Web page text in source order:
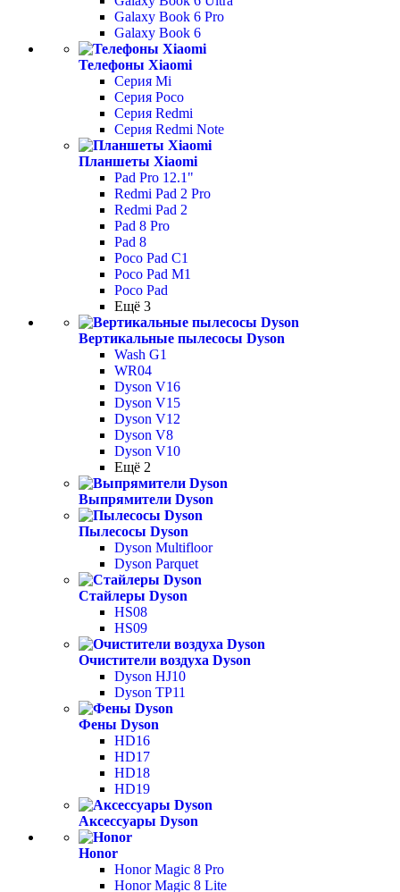
Galaxy Book 6 Pro
Galaxy Book 6
Телефоны Xiaomi
Серия Mi
Серия Poco
Серия Redmi
Серия Redmi Note
Планшеты Xiaomi
Pad Pro 12.1"
Redmi Pad 2 Pro
Redmi Pad 2
Pad 8 Pro
Pad 8
Poco Pad С1
Poco Pad M1
Poco Pad
Ещё 3
Вертикальные пылесосы Dyson
Wash G1
WR04
Dyson V16
Dyson V15
Dyson V12
Dyson V8
Dyson V10
Ещё 2
Выпрямители Dyson
Пылесосы Dyson
Dyson Multifloor
Dyson Parquet
Стайлеры Dyson
HS08
HS09
Очистители воздуха Dyson
Dyson HJ10
Dyson TP11
Фены Dyson
HD16
HD17
HD18
HD19
Аксессуары Dyson
Honor
Honor Magic 8 Pro
Honor Magic 8 Lite